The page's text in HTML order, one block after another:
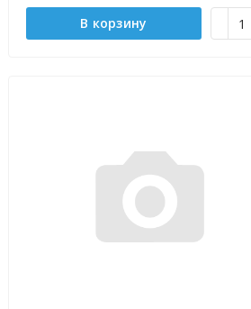
В корзину